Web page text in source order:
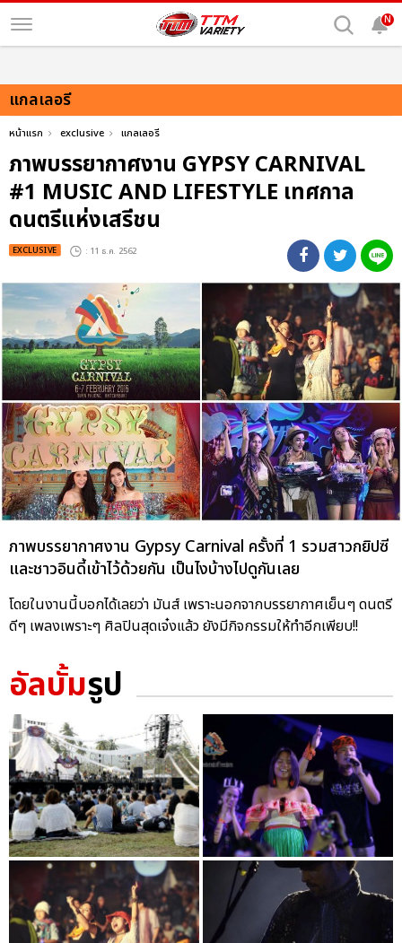
N
แกลเลอรี
หน้าแรก exclusive แกลเลอรี
ภาพบรรยากาศงาน GYPSY CARNIVAL
#1 MUSIC AND LIFESTYLE เทศกาล
ดนตรีแห่งเสรีชน
EXCLUSIVE : 11 ธ.ค. 2562
ภาพบรรยากาศงาน Gypsy Carnival ครั้งที่ 1 รวมสาวกยิปซี
และชาวอินดี้เข้าไว้ด้วยกัน เป็นไงบ้างไปดูกันเลย
โดยในงานนี้บอกได้เลยว่า มันส์ เพราะนอกจากบรรยากาศเย็นๆ ดนตรี
ดีๆ เพลงเพราะๆ ศิลปินสุดเจ๋งแล้ว ยังมีกิจกรรมให้ทำอีกเพียบ!!
อัลบั้มรูป